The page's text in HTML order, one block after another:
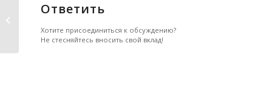
Ответить
Хотите присоединиться к обсуждению?
Не стесняйтесь вносить свой вклад!
Битвы архангелов или как
перестать бороться...